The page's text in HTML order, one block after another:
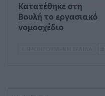
Κατατέθηκε στη
Βουλή το εργασιακό
νομοσχέδιο